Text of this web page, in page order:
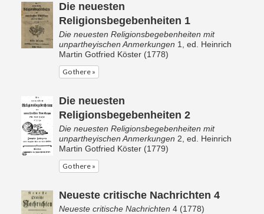
Die neuesten
Religionsbegebenheiten 1
Die neuesten Religionsbegebenheiten mit
unpartheyischen Anmerkungen 1, ed. Heinrich
Martin Gotfried Köster (1778)
Go there »
Die neuesten
Religionsbegebenheiten 2
Die neuesten Religionsbegebenheiten mit
unpartheyischen Anmerkungen 2, ed. Heinrich
Martin Gotfried Köster (1779)
Go there »
Neueste critische Nachrichten 4
Neueste critische Nachrichten 4 (1778)